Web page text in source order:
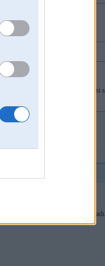
es uzskatu ka ta lampina nav ipasi
pēc ~40 min būšu ar